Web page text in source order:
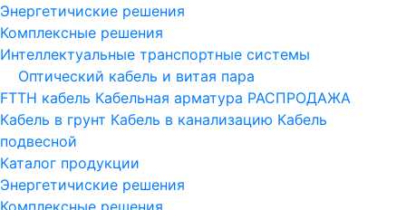
Энергетичиские решения
Комплексные решения
Интеллектуальные транспортные системы
Оптический кабель и витая пара
FTTH кабель Кабельная арматура РАСПРОДАЖА
Кабель в грунт Кабель в канализацию Кабель
подвесной
Каталог продукции
Энергетичиские решения
Комплексные решения